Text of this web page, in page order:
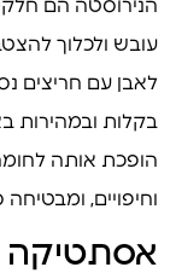
הנירוסטה הם
עובש ולכלוך
לאבן עם חריצים
בקלות ובמהירות
הופכת אותה
וחיפויים,
אסתטיקה